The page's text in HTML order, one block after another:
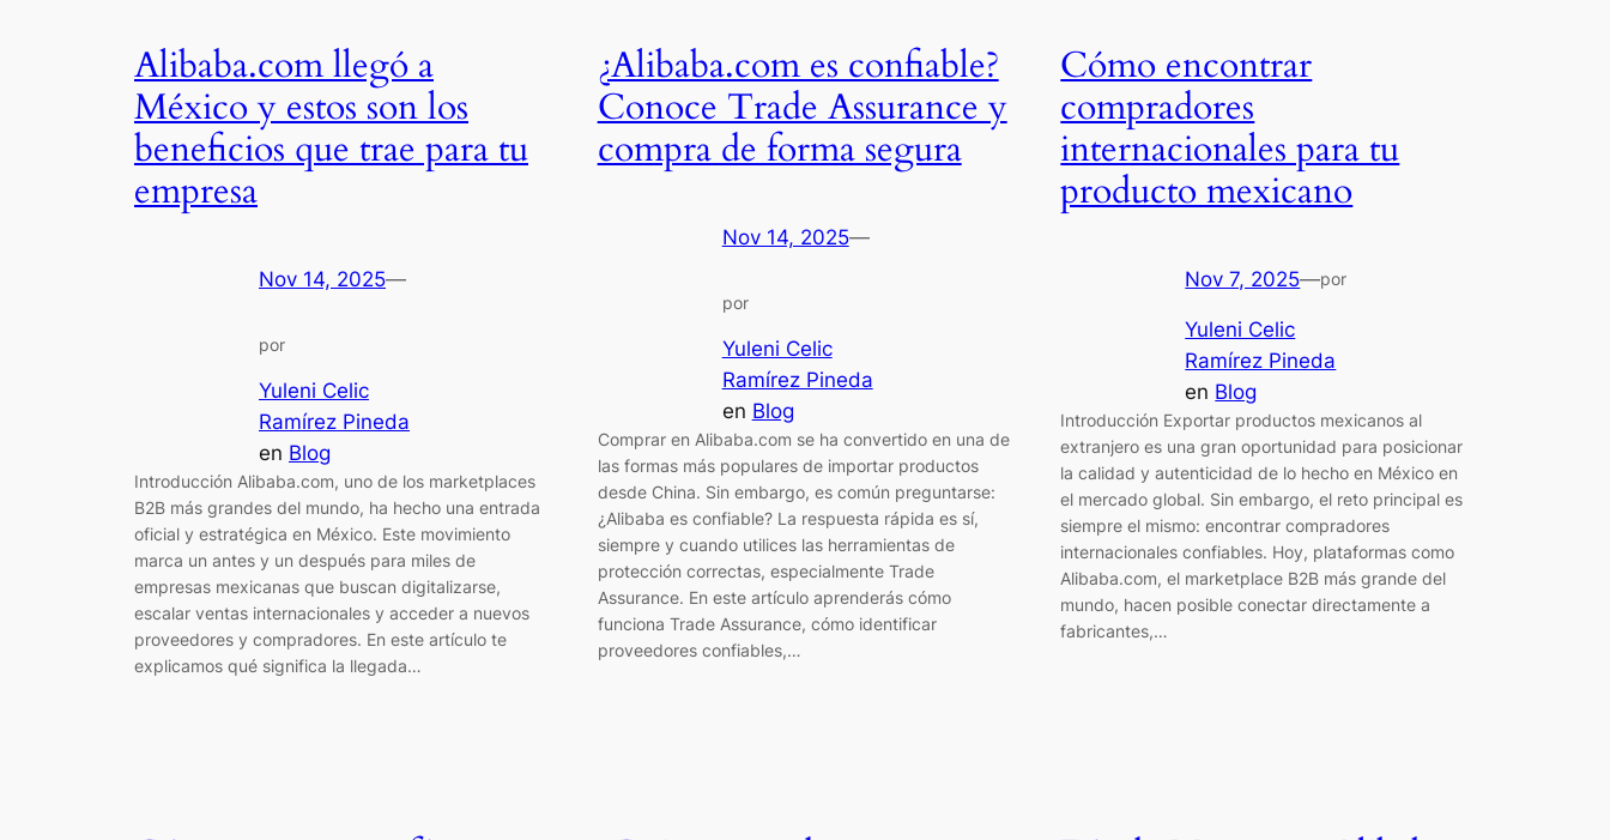
Alibaba.com llegó a
México y estos son los
beneficios que trae para tu
empresa
Nov 14, 2025—
por
Yuleni Celic
Ramírez Pineda
en Blog
Introducción Alibaba.com, uno de los marketplaces
B2B más grandes del mundo, ha hecho una entrada
oficial y estratégica en México. Este movimiento
marca un antes y un después para miles de
empresas mexicanas que buscan digitalizarse,
escalar ventas internacionales y acceder a nuevos
proveedores y compradores. En este artículo te
explicamos qué significa la llegada…
¿Alibaba.com es confiable?
Conoce Trade Assurance y
compra de forma segura
Nov 14, 2025—
por
Yuleni Celic
Ramírez Pineda
en Blog
Comprar en Alibaba.com se ha convertido en una de
las formas más populares de importar productos
desde China. Sin embargo, es común preguntarse:
¿Alibaba es confiable? La respuesta rápida es sí,
siempre y cuando utilices las herramientas de
protección correctas, especialmente Trade
Assurance. En este artículo aprenderás cómo
funciona Trade Assurance, cómo identificar
proveedores confiables,…
Cómo encontrar
compradores
internacionales para tu
producto mexicano
Nov 7, 2025—por
Yuleni Celic
Ramírez Pineda
en Blog
Introducción Exportar productos mexicanos al
extranjero es una gran oportunidad para posicionar
la calidad y autenticidad de lo hecho en México en
el mercado global. Sin embargo, el reto principal es
siempre el mismo: encontrar compradores
internacionales confiables. Hoy, plataformas como
Alibaba.com, el marketplace B2B más grande del
mundo, hacen posible conectar directamente a
fabricantes,…